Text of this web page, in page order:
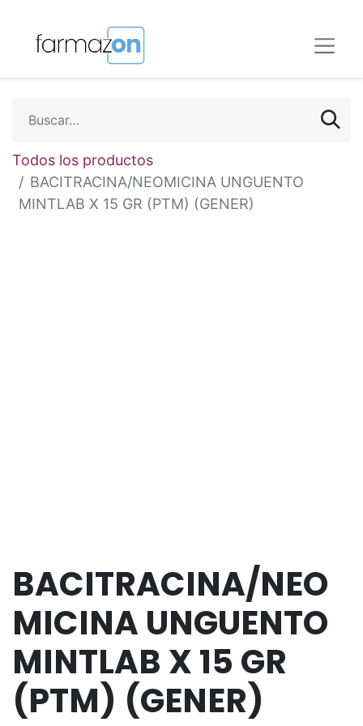
Todos los productos
BACITRACINA/NEOMICINA UNGUENTO
MINTLAB X 15 GR (PTM) (GENER)
BACITRACINA/NEO
MICINA UNGUENTO
MINTLAB X 15 GR
(PTM) (GENER)